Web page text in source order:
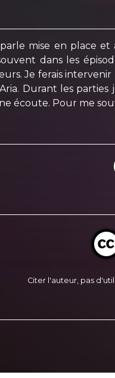
mise en place
dans les
Je ferais
Durant les
écoute. Pour me
Citer l'auteur, pas